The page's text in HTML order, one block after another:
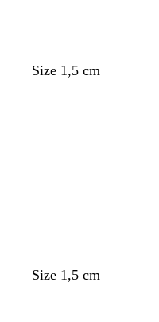
Size 1,5 cm
Size 1,5 cm